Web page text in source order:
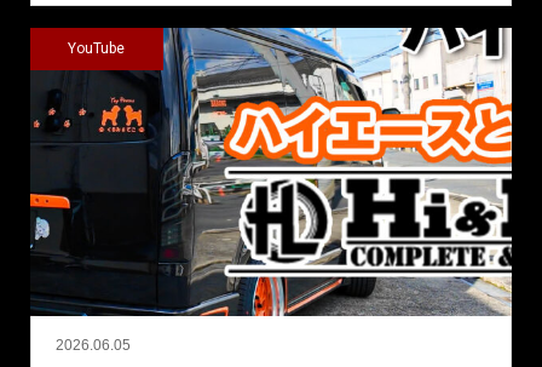
2026.06.05
YouTube